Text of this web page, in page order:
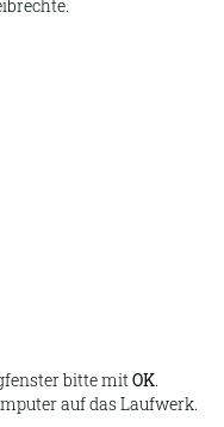
bitte mitOK.
auf das Laufwerk.